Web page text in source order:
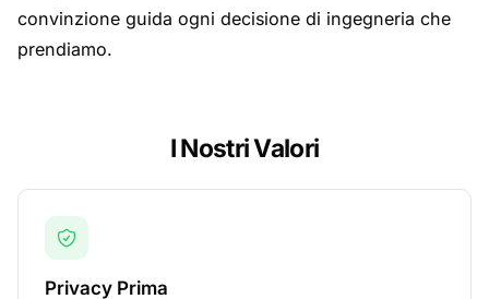
convinzione guida ogni decisione di ingegneria che
prendiamo.
I Nostri Valori
Privacy Prima